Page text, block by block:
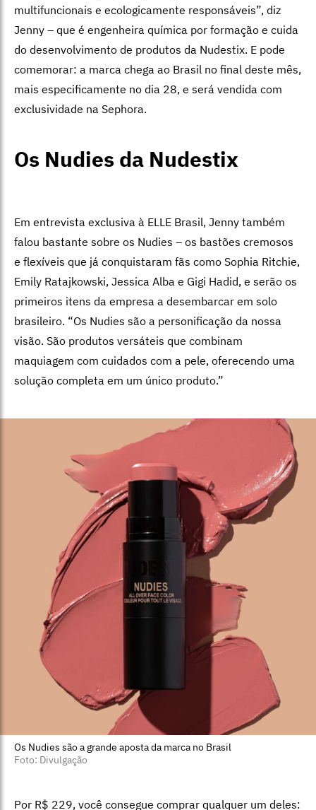
multifuncionais e ecologicamente responsáveis”, diz
Jenny – que é engenheira química por formação e cuida
do desenvolvimento de produtos da Nudestix. E pode
comemorar: a marca chega ao Brasil no final deste mês,
mais especificamente no dia 28, e será vendida com
exclusividade na Sephora.
Os Nudies da Nudestix
Em entrevista exclusiva à ELLE Brasil, Jenny também
falou bastante sobre os Nudies – os bastões cremosos
e flexíveis que já conquistaram fãs como Sophia Ritchie,
Emily Ratajkowski, Jessica Alba e Gigi Hadid, e serão os
primeiros itens da empresa a desembarcar em solo
brasileiro. “Os Nudies são a personificação da nossa
visão. São produtos versáteis que combinam
maquiagem com cuidados com a pele, oferecendo uma
solução completa em um único produto.”
Os Nudies são a grande aposta da marca no Brasil
Foto: Divulgação
Por R$ 229, você consegue comprar qualquer um deles: